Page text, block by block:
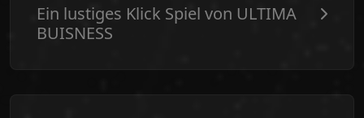
Ein lustiges Klick Spiel von ULTIMA
BUISNESS